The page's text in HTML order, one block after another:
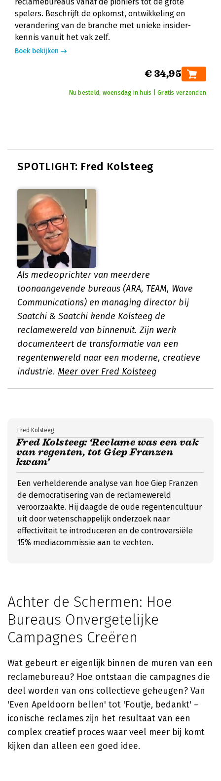
spelers. Beschrijft de opkomst, ontwikkeling en
verandering van de branche met unieke insider-
kennis vanuit het vak zelf.
Boek bekijken
€ 34,95
Nu besteld, woensdag in huis | Gratis verzonden
SPOTLIGHT: Fred Kolsteeg
Als medeoprichter van meerdere
toonaangevende bureaus (ARA, TEAM, Wave
Communications) en managing director bij
Saatchi & Saatchi kende Kolsteeg de
reclamewereld van binnenuit. Zijn werk
documenteert de transformatie van een
regentenwereld naar een moderne, creatieve
industrie. Meer over Fred Kolsteeg
Fred Kolsteeg: ‘Reclame was een vak
van regenten, tot Giep Franzen
kwam’
Fred Kolsteeg
Een verhelderende analyse van hoe Giep Franzen
de democratisering van de reclamewereld
veroorzaakte. Hij daagde de oude regentencultuur
uit door wetenschappelijk onderzoek naar
effectiviteit te introduceren en de controversiële
15% mediacommissie aan te vechten.
Achter de Schermen: Hoe
Bureaus Onvergetelijke
Campagnes Creëren
Wat gebeurt er eigenlijk binnen de muren van een
reclamebureau? Hoe ontstaan die campagnes die
deel worden van ons collectieve geheugen? Van
'Even Apeldoorn bellen' tot 'Foutje, bedankt' –
iconische reclames zijn het resultaat van een
complex creatief proces waar veel meer bij komt
kijken dan alleen een goed idee.